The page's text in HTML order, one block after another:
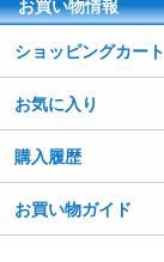
お買い物情報
ショッピングカート
お気に入り
購入履歴
お買い物ガイド